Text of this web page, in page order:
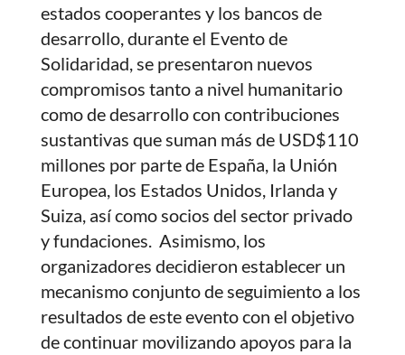
estados cooperantes y los bancos de
desarrollo, durante el Evento de
Solidaridad, se presentaron nuevos
compromisos tanto a nivel humanitario
como de desarrollo con contribuciones
sustantivas que suman más de USD$110
millones por parte de España, la Unión
Europea, los Estados Unidos, Irlanda y
Suiza, así como socios del sector privado
y fundaciones. Asimismo, los
organizadores decidieron establecer un
mecanismo conjunto de seguimiento a los
resultados de este evento con el objetivo
de continuar movilizando apoyos para la